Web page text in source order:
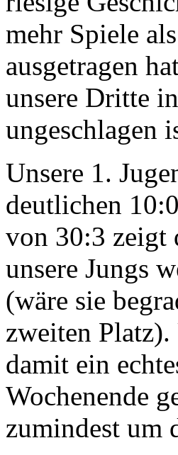
mehr Spiele
ausgetragen
unsere Dritte
ungeschlagen
Unsere 1.
deutlichen
von 30:3 zeigt
unsere Jungs
(wäre sie
zweiten
damit ein
Wochenende
zumindest um